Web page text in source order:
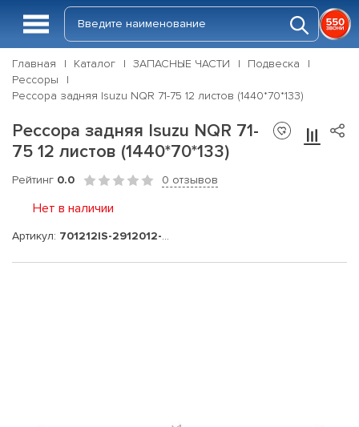
Главная Каталог ЗАПАСНЫЕ ЧАСТИ
Подвеска
Рессоры
Рессора задняя Isuzu NQR 71-75 12 листов (1440*70*133)
Рессора задняя Isuzu NQR 71-
75 12 листов (1440*70*133)
Рейтинг 0.0 0 отзывов
Нет в наличии
Артикул: 701212IS-2912012-01-10